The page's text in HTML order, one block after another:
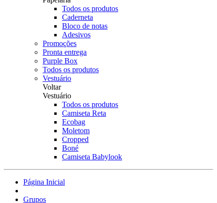
Todos os produtos
Caderneta
Bloco de notas
Adesivos
Promoções
Pronta entrega
Purple Box
Todos os produtos
Vestuário
Voltar
Vestuário
Todos os produtos
Camiseta Reta
Ecobag
Moletom
Cropped
Boné
Camiseta Babylook
Página Inicial
Grupos